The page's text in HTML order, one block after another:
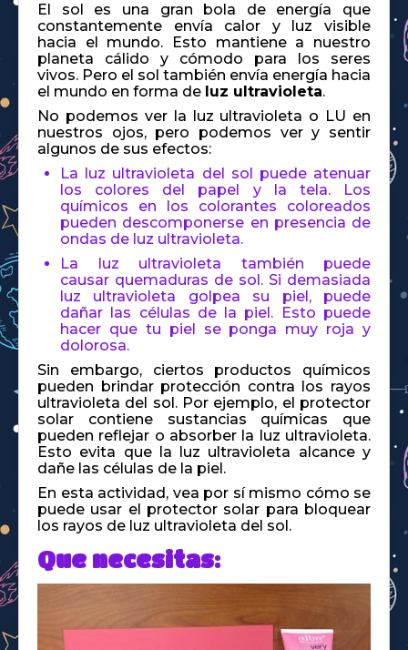
El sol es una gran bola de energía que
constantemente envía calor y luz visible
hacia el mundo. Esto mantiene a nuestro
planeta cálido y cómodo para los seres
vivos. Pero el sol también envía energía hacia
el mundo en forma de luz ultravioleta.
No podemos ver la luz ultravioleta o LU en
nuestros ojos, pero podemos ver y sentir
algunos de sus efectos:
La luz ultravioleta del sol puede atenuar
los colores del papel y la tela. Los
químicos en los colorantes coloreados
pueden descomponerse en presencia de
ondas de luz ultravioleta.
La luz ultravioleta también puede
causar quemaduras de sol. Si demasiada
luz ultravioleta golpea su piel, puede
dañar las células de la piel. Esto puede
hacer que tu piel se ponga muy roja y
dolorosa.
Sin embargo, ciertos productos químicos
pueden brindar protección contra los rayos
ultravioleta del sol. Por ejemplo, el protector
solar contiene sustancias químicas que
pueden reflejar o absorber la luz ultravioleta.
Esto evita que la luz ultravioleta alcance y
dañe las células de la piel.
En esta actividad, vea por sí mismo cómo se
puede usar el protector solar para bloquear
los rayos de luz ultravioleta del sol.
Que necesitas: